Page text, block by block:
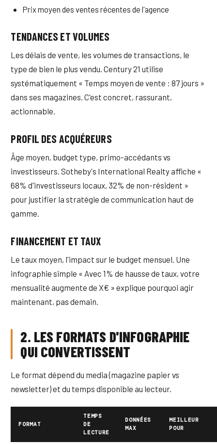
Prix moyen des ventes récentes de l'agence
TENDANCES ET VOLUMES
Les délais de vente, les volumes de transactions, le
type de bien le plus vendu. Century 21 utilise
systématiquement « Temps moyen de vente : 87 jours »
dans ses magazines. C'est concret, rassurant,
actionnable.
PROFIL DES ACQUÉREURS
Âge moyen, budget type, primo-accédants vs
investisseurs. Sotheby's International Realty affiche «
68% d'investisseurs locaux, 32% de non-résident »
pour justifier la stratégie de communication haut de
gamme.
FINANCEMENT ET TAUX
Le taux moyen, l'impact sur le budget mensuel. Une
infographie simple « Avec 1% de hausse de taux, votre
mensualité augmente de X€ » explique pourquoi agir
maintenant, pas demain.
2. LES FORMATS D'INFOGRAPHIE
QUI CONVERTISSENT
Le format dépend du media (magazine papier vs
newsletter) et du temps disponible au lecteur.
FORMAT
TEMPS
DE
LECTURE
DONNÉES
MAX
MEILLEUR
POUR